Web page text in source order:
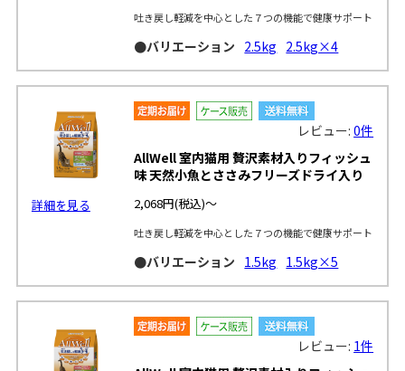
吐き戻し軽減を中心とした７つの機能で健康サポート
●バリエーション 2.5kg 2.5kg×4
詳細を見る
レビュー:0件
AllWell 室内猫用 贅沢素材入りフィッシュ
味 天然小魚とささみフリーズドライ入り
2,068円(税込)～
吐き戻し軽減を中心とした７つの機能で健康サポート
●バリエーション 1.5kg 1.5kg×5
レビュー: 1件